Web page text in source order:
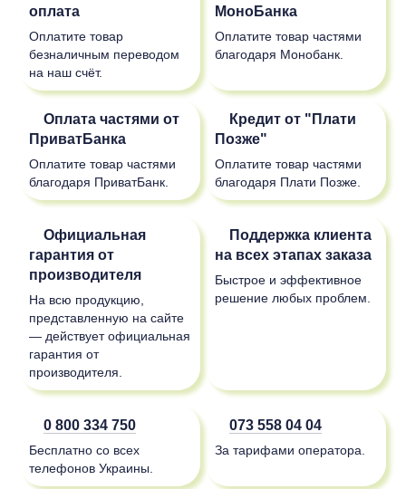
оплата
Оплатите товар
безналичным переводом
на наш счёт.
МоноБанка
Оплатите товар частями
благодаря Монобанк.
Оплата частями от
ПриватБанка
Оплатите товар частями
благодаря ПриватБанк.
Кредит от "Плати
Позже"
Оплатите товар частями
благодаря Плати Позже.
Официальная
гарантия от
производителя
На всю продукцию,
представленную на сайте
— действует официальная
гарантия от
производителя.
Поддержка клиента
на всех этапах заказа
Быстрое и эффективное
решение любых проблем.
0 800 334 750
Бесплатно со всех
телефонов Украины.
073 558 04 04
За тарифами оператора.